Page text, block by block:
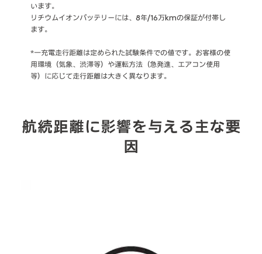
います。
リチウムイオンバッテリーには、8年/16万kmの保証が付帯し
ます。
*一充電走行距離は定められた試験条件での値です。お客様の使
用環境（気象、渋滞等）や運転方法（急発進、エアコン使用
等）に応じて走行距離は大きく異なります。
航続距離に影響を与える主な要
因